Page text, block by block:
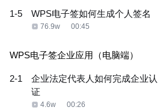
1-5 WPS电子签如何生成个人签名
76.9w 00:45
WPS电子签企业应用（电脑端）
2-1
企业法定代表人如何完成企业认
证
4.6w 00:26